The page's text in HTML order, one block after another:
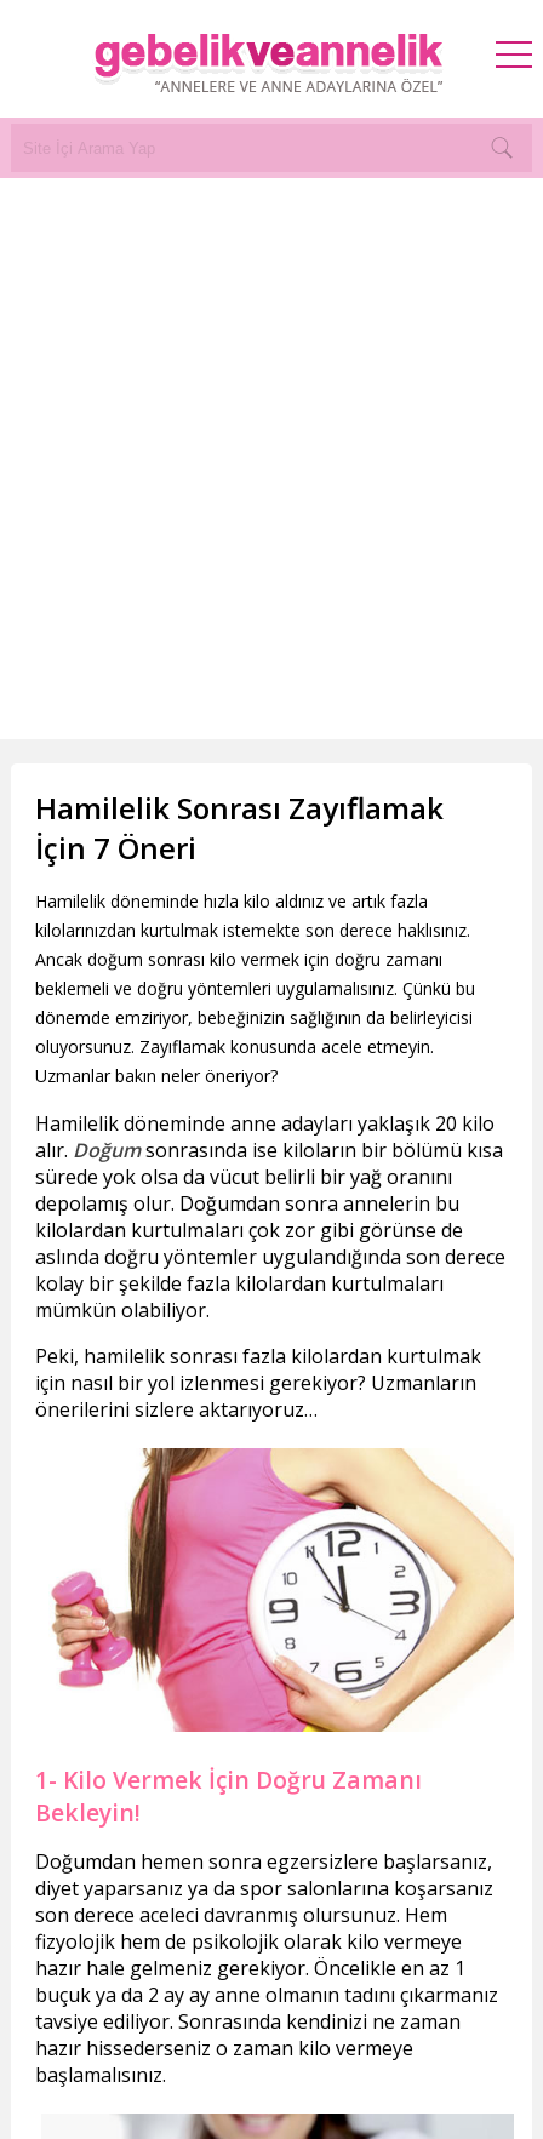
Hamilelik Sonrası Zayıflamak
İçin 7 Öneri
Hamilelik döneminde hızla kilo aldınız ve artık fazla
kilolarınızdan kurtulmak istemekte son derece haklısınız.
Ancak doğum sonrası kilo vermek için doğru zamanı
beklemeli ve doğru yöntemleri uygulamalısınız. Çünkü bu
dönemde emziriyor, bebeğinizin sağlığının da belirleyicisi
oluyorsunuz. Zayıflamak konusunda acele etmeyin.
Uzmanlar bakın neler öneriyor?
Hamilelik döneminde anne adayları yaklaşık 20 kilo
alır. Doğumsonrasında ise kiloların bir bölümü kısa
sürede yok olsa da vücut belirli bir yağ oranını
depolamış olur. Doğumdan sonra annelerin bu
kilolardan kurtulmaları çok zor gibi görünse de
aslında doğru yöntemler uygulandığında son derece
kolay bir şekilde fazla kilolardan kurtulmaları
mümkün olabiliyor.
Peki, hamilelik sonrası fazla kilolardan kurtulmak
için nasıl bir yol izlenmesi gerekiyor? Uzmanların
önerilerini sizlere aktarıyoruz…
1- Kilo Vermek İçin Doğru Zamanı
Bekleyin!
Doğumdan hemen sonra egzersizlere başlarsanız,
diyet yaparsanız ya da spor salonlarına koşarsanız
son derece aceleci davranmış olursunuz. Hem
fizyolojik hem de psikolojik olarak kilo vermeye
hazır hale gelmeniz gerekiyor. Öncelikle en az 1
buçuk ya da 2 ay ay anne olmanın tadını çıkarmanız
tavsiye ediliyor. Sonrasında kendinizi ne zaman
hazır hissederseniz o zaman kilo vermeye
başlamalısınız.